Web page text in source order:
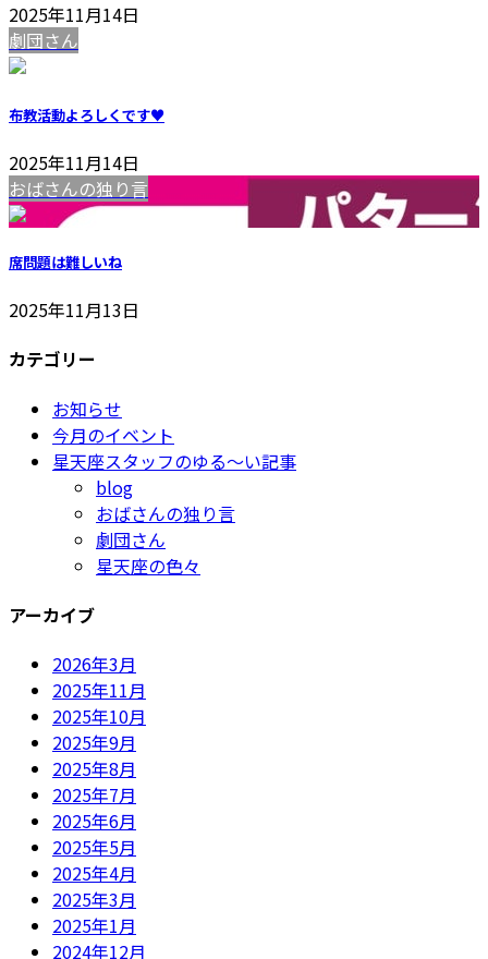
2025年11月14日
劇団さん
布教活動よろしくです♥️
2025年11月14日
おばさんの独り言
席問題は難しいね
2025年11月13日
カテゴリー
お知らせ
今月のイベント
星天座スタッフのゆる～い記事
blog
おばさんの独り言
劇団さん
星天座の色々
アーカイブ
2026年3月
2025年11月
2025年10月
2025年9月
2025年8月
2025年7月
2025年6月
2025年5月
2025年4月
2025年3月
2025年1月
2024年12月